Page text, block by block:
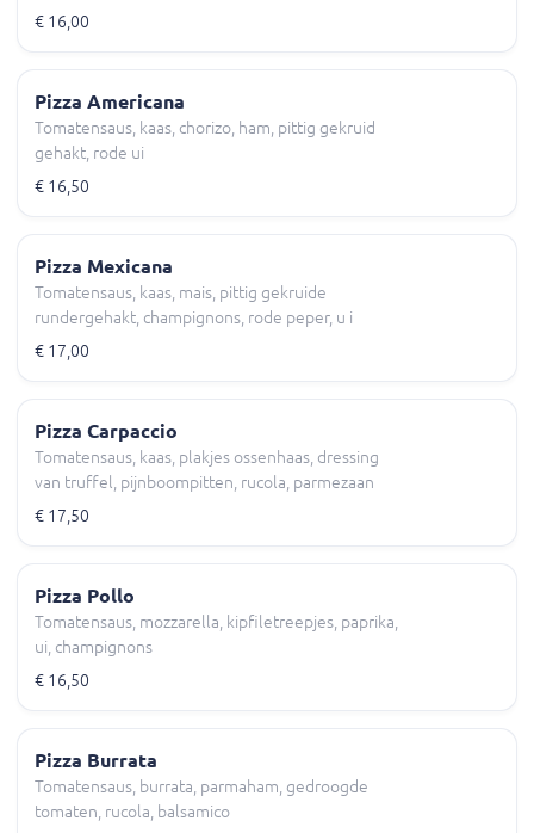
€ 16,00
Pizza Americana
Tomatensaus, kaas, chorizo, ham, pittig gekruid
gehakt, rode ui
€ 16,50
Pizza Mexicana
Tomatensaus, kaas, mais, pittig gekruide
rundergehakt, champignons, rode peper, u i
€ 17,00
Pizza Carpaccio
Tomatensaus, kaas, plakjes ossenhaas, dressing
van truffel, pijnboompitten, rucola, parmezaan
€ 17,50
Pizza Pollo
Tomatensaus, mozzarella, kipfiletreepjes, paprika,
ui, champignons
€ 16,50
Pizza Burrata
Tomatensaus, burrata, parmaham, gedroogde
tomaten, rucola, balsamico